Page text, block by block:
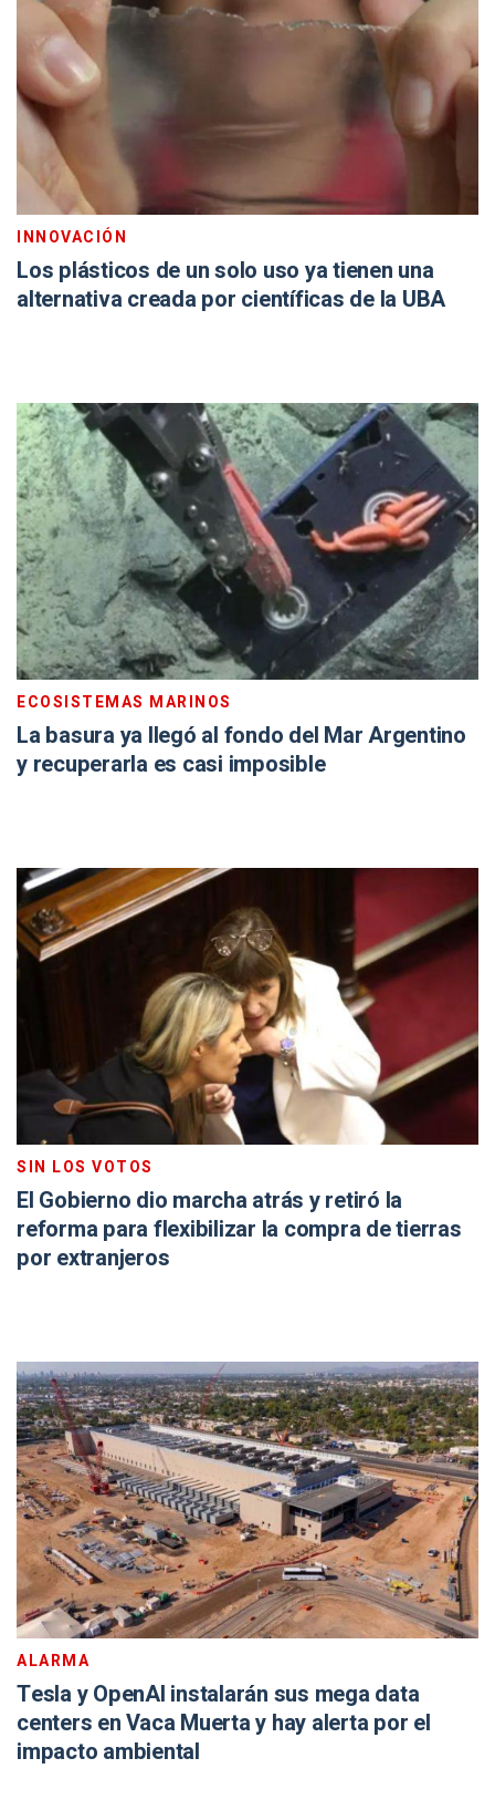
INNOVACIÓN
Los plásticos de un solo uso ya tienen una
alternativa creada por científicas de la UBA
ECOSISTEMAS MARINOS
La basura ya llegó al fondo del Mar Argentino
y recuperarla es casi imposible
SIN LOS VOTOS
El Gobierno dio marcha atrás y retiró la
reforma para flexibilizar la compra de tierras
por extranjeros
ALARMA
Tesla y OpenAI instalarán sus mega data
centers en Vaca Muerta y hay alerta por el
impacto ambiental